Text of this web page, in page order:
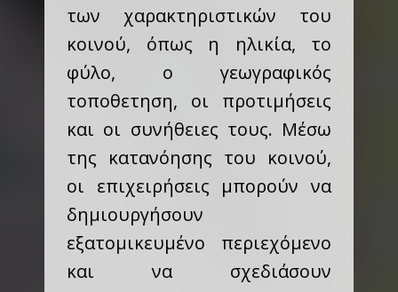
των χαρακτηριστικών του
κοινού, όπως η ηλικία, το
φύλο, ο γεωγραφικός
τοποθετηση, οι προτιμήσεις
και οι συνήθειες τους. Μέσω
της κατανόησης του κοινού,
οι επιχειρήσεις μπορούν να
δημιουργήσουν
εξατομικευμένο περιεχόμενο
και να σχεδιάσουν